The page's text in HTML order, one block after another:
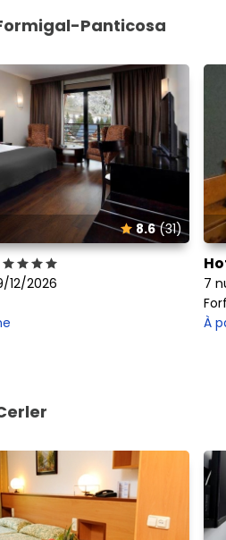
qui entourent les pistes de ski
Panticosa
8.6(31)
12/2026
7
À